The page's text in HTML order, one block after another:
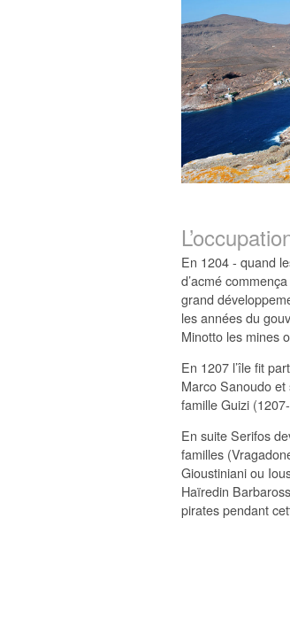
En 1204 - quand
d’acmé
grand
les années du
Minotto les mines
En 1207 l’île fit
Marco Sanoudo et
famille Guizi
En suite Serifos
familles
Gioustiniani ou
Haïredin
pirates pendant